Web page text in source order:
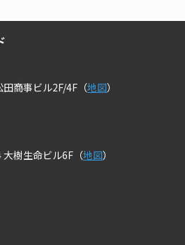
商事ビル2F/4F（地図）
樹生命ビル6F（地図）